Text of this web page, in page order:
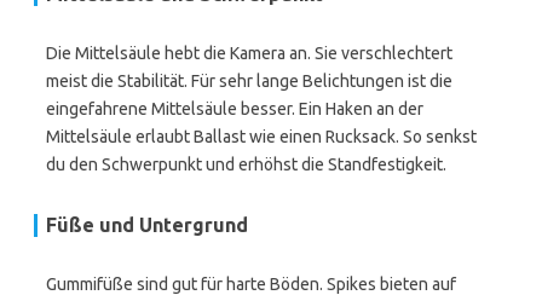
Die Mittelsäule hebt die Kamera an. Sie verschlechtert
meist die Stabilität. Für sehr lange Belichtungen ist die
eingefahrene Mittelsäule besser. Ein Haken an der
Mittelsäule erlaubt Ballast wie einen Rucksack. So senkst
du den Schwerpunkt und erhöhst die Standfestigkeit.
Füße und Untergrund
Gummifüße sind gut für harte Böden. Spikes bieten auf